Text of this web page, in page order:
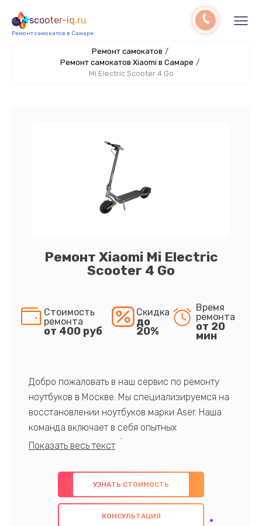
scooter-iq.ru
Ремонт самокатов в Самаре
Ремонт самокатов /
Ремонт самокатов Xiaomi в Самаре /
Mi Electric Scooter 4 Go
Ремонт Xiaomi Mi Electric
Scooter 4 Go
Стоимость
ремонта
от 400 руб
Скидка
до
20%
Время
ремонта
от 20
мин
Добро пожаловать в наш сервис по ремонту
ноутбуков в Москве. Мы специализируемся на
восстановлении ноутбуков марки Aser. Наша
команда включает в себя опытных
профессионалов с обширными знаниями и
предлагаем быстрый и качественный ремонт с
использованием оригинальных компонентов, а
также гарантируем качество всех
проведенных работ. Наша цель - предоставить
УЗНАТЬ СТОИМОСТЬ
КОНСУЛЬТАЦИЯ